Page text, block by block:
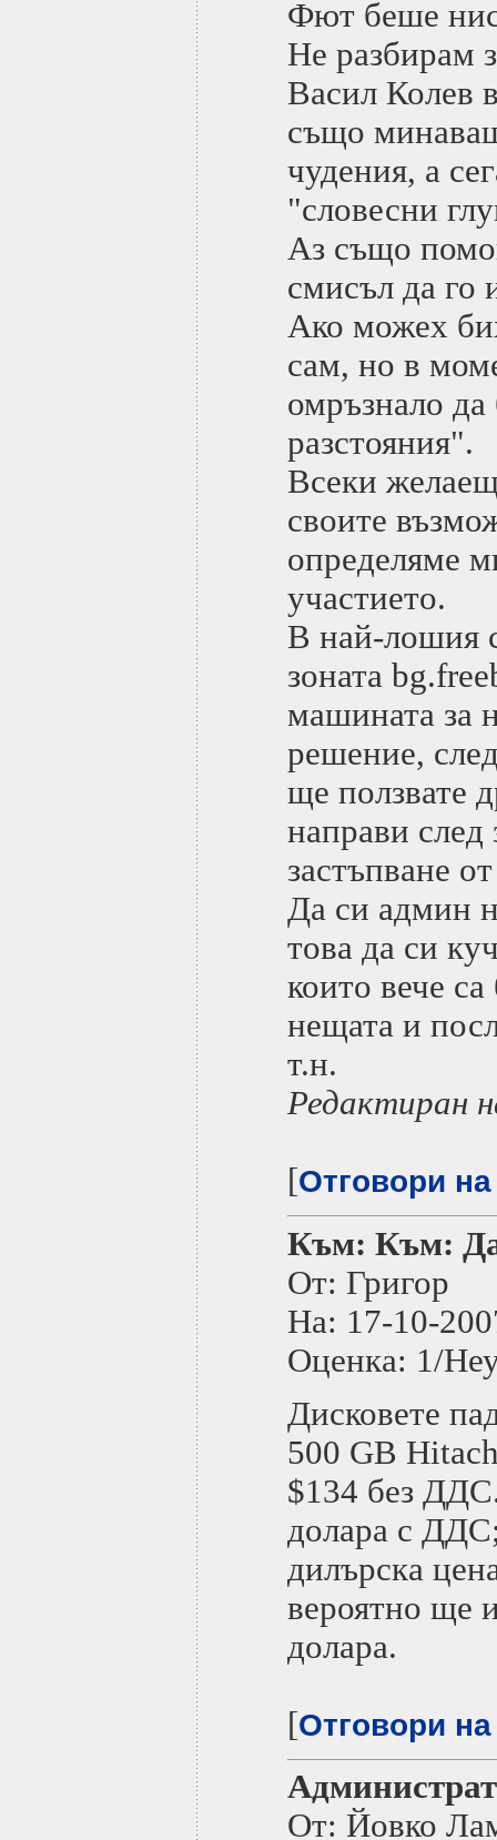
Фют беше
Не разбирам
Васил Колев
също
чудения, а
"словесни
Аз също
смисъл да го
Ако можех
сам, но в
омръзнало
разстояния".
Всеки
своите
определяме
участието.
В най-лошия
зоната
машината за
решение,
ще ползвате
направи след
застъпване
Да си админ
това да си
които вече
нещата и
т.н.
Редактиран
[Отговори
Към: Към: Да
От: Григор
На: 17-10-
Оценка: 1/
Дисковете
500 GB
$134 без
долара с
дилърска
вероятно ще
долара.
[Отговори
От: Йовко